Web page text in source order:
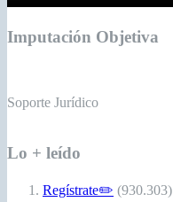
Imputación Objetiva
Soporte Jurídico
Lo + leído
Regístrate✏️ (930.303)